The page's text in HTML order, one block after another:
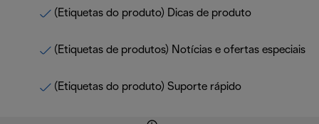
(Etiquetas do produto) Dicas de produto
(Etiquetas de produtos) Notícias e ofertas especiais
(Etiquetas do produto) Suporte rápido